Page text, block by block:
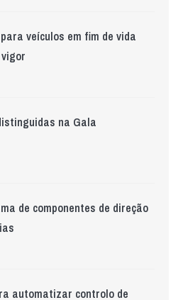
veículos em fim de vida
na Gala
de componentes de direção
automatizar controlo de